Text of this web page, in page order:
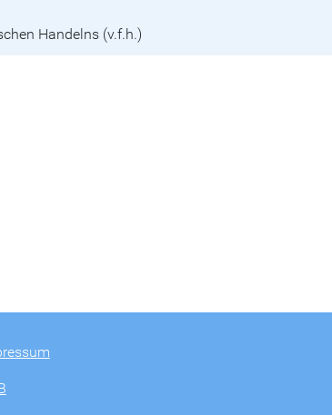
Handelns (v.f.h.)